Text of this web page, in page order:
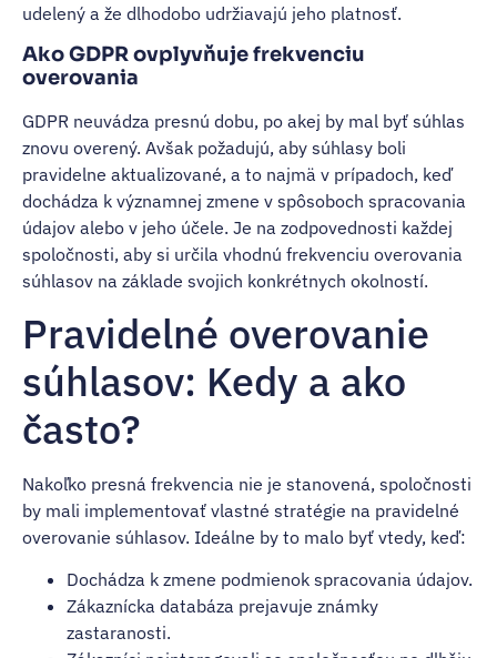
udelený a že dlhodobo udržiavajú jeho platnosť.
Ako GDPR ovplyvňuje frekvenciu
overovania
GDPR neuvádza presnú dobu, po akej by mal byť súhlas
znovu overený. Avšak požadujú, aby súhlasy boli
pravidelne aktualizované, a to najmä v prípadoch, keď
dochádza k významnej zmene v spôsoboch spracovania
údajov alebo v jeho účele. Je na zodpovednosti každej
spoločnosti, aby si určila vhodnú frekvenciu overovania
súhlasov na základe svojich konkrétnych okolností.
Pravidelné overovanie
súhlasov: Kedy a ako
často?
Nakoľko presná frekvencia nie je stanovená, spoločnosti
by mali implementovať vlastné stratégie na pravidelné
overovanie súhlasov. Ideálne by to malo byť vtedy, keď:
Dochádza k zmene podmienok spracovania údajov.
Zákaznícka databáza prejavuje známky
zastaranosti.